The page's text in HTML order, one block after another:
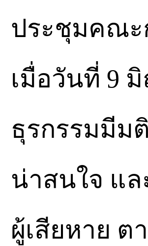
ประชุมคณะ
เมื่อวันที่ 9
ธุรกรรมมีม
น่าสนใจ แ
ผู้เสียหาย ต